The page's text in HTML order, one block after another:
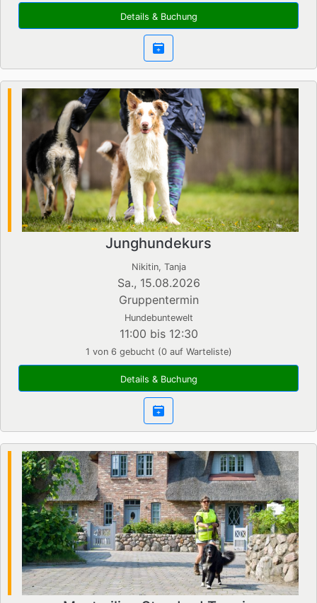
Details & Buchung
Junghundekurs
Nikitin, Tanja
Sa., 15.08.2026
Gruppentermin
Hundebuntewelt
11:00 bis 12:30
1 von 6 gebucht (0 auf Warteliste)
Details & Buchung